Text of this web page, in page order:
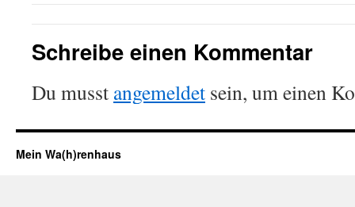
Schreibe einen Kommentar
Du musst angemeldet sein, um einen
Mein Wa(h)renhaus